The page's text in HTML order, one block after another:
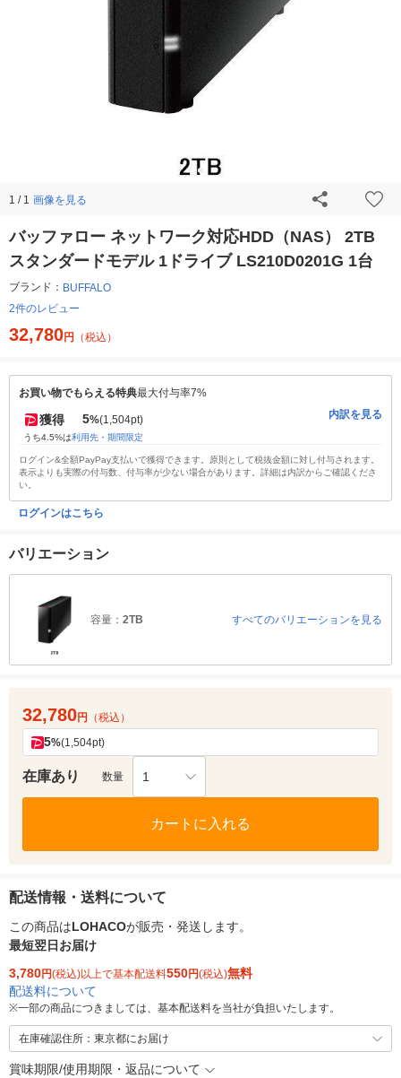
1 / 1 画像を見る
バッファロー ネットワーク対応HDD（NAS） 2TB
スタンダードモデル 1ドライブ LS210D0201G 1台
ブランド： BUFFALO
2件のレビュー
32,780円 （税込）
お買い物でもらえる特典最大付与率7%
獲得 5%(1,504pt)
うち4.5%は利用先・期間限定
内訳を見る
ログイン&全額PayPay支払いで獲得できます。原則として税抜金額に対し付与されます。
表示よりも実際の付与数、付与率が少ない場合があります。詳細は内訳からご確認くださ
い。
ログインはこちら
バリエーション
容量： 2TB すべてのバリエーションを見る
32,780円 （税込）
5%(1,504pt)
在庫あり 数量 1
カートに入れる
配送情報・送料について
この商品はLOHACOが販売・発送します。
最短翌日お届け
3,780円(税込)以上で基本配送料550円(税込)無料
配送料について
※一部の商品につきましては、基本配送料を当社が負担いたします。
在庫確認住所：東京都にお届け
賞味期限/使用期限・返品について